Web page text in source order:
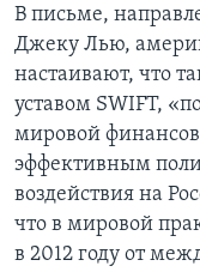
В письме,
Джеку Лью,
настаивают, что
уставом SWIFT,
мировой
эффективным
воздействия на
что в мировой
в 2012 году от